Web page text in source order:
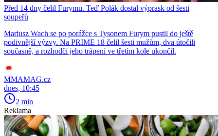
Před 14 dny čelil Furymu. Teď Polák dostal výprask od šesti
soupeřů
Mariusz Wach se po porážce s Tysonem Furym pustil do ještě
podivnější výzvy. Na PRIME 18 čelil šesti mužům, dva útočili
současně, a rozhodčí jeho trápení ve třetím kole ukončil.
MMAMAG.cz
dnes, 10:45
2 min
Reklama